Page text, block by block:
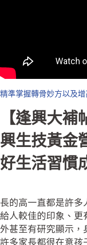
精準掌握轉骨妙方以及
【逢興大補
興生技黃金
好生活習慣
長的高一直都是許多
給人較佳的印象、更
外甚至有研究顯示，
許多家長都很在意孩